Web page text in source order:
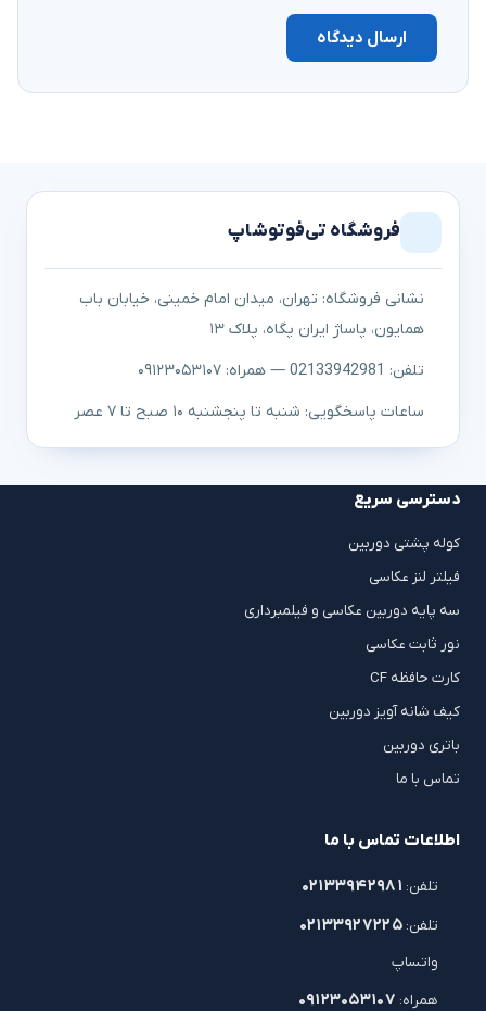
ارسال دیدگاه
فروشگاه تی‌فوتوشاپ
نشانی فروشگاه: تهران، میدان امام خمینی، خیابان باب
همایون، پاساژ ایران پگاه، پلاک ۱۳
تلفن: 02133942981 — همراه: ۰۹۱۲۳۰۵۳۱۰۷
ساعات پاسخگویی: شنبه تا پنجشنبه ۱۰ صبح تا ۷ عصر
دسترسی سریع
کوله پشتی دوربین
فیلتر لنز عکاسی
سه پایه دوربین عکاسی و فیلمبرداری
نور ثابت عکاسی
کارت حافظه CF
کیف شانه آویز دوربین
باتری دوربین
تماس با ما
اطلاعات تماس با ما
تلفن: ۰۲۱۳۳۹۴۲۹۸۱
تلفن: ۰۲۱۳۳۹۲۷۲۲۵
واتساپ
همراه: ۰۹۱۲۳۰۵۳۱۰۷